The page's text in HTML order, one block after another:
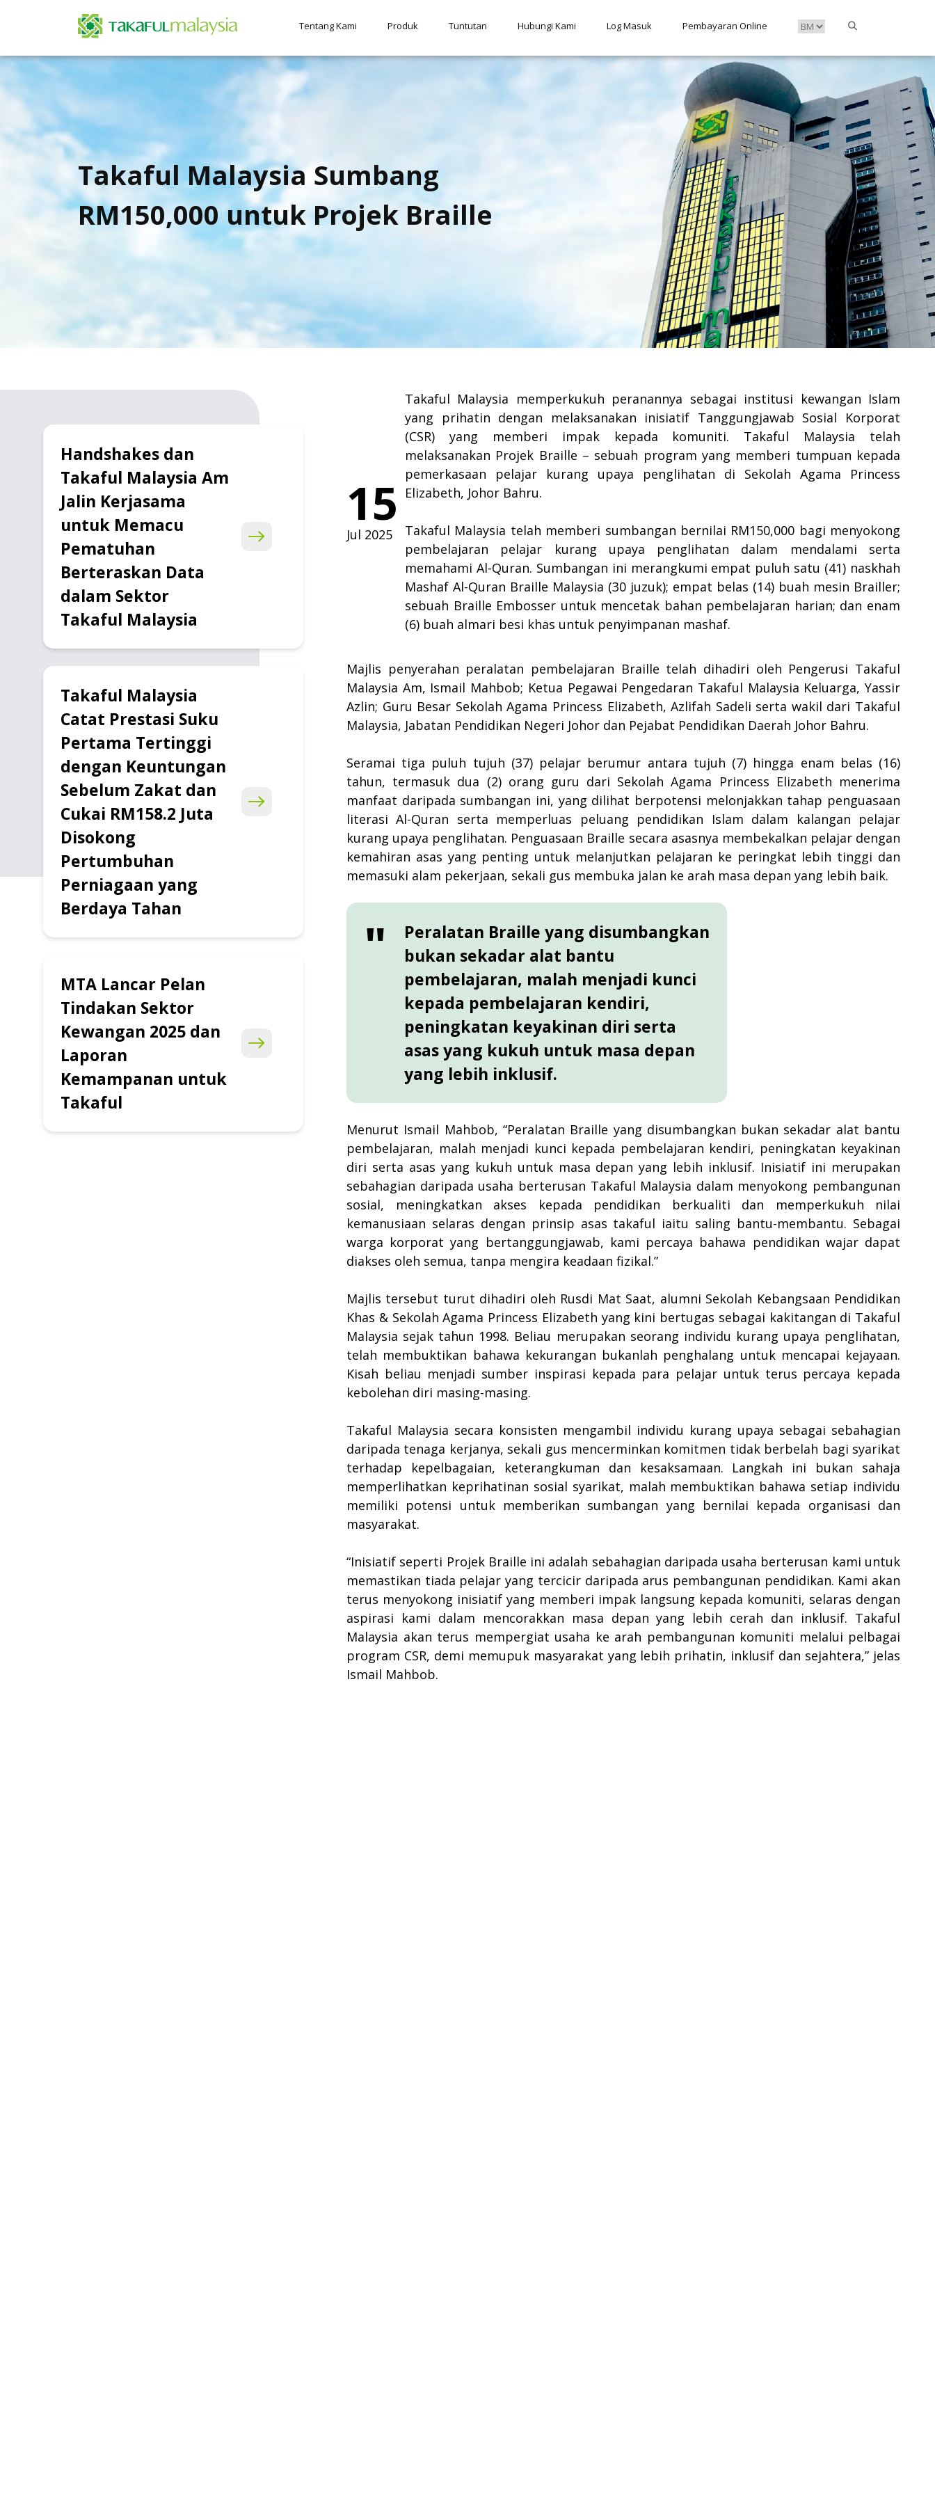
Tentang Kami Produk Tuntutan Hubungi Kami Log Masuk Pembayaran Online
Takaful Malaysia Sumbang
RM150,000 untuk Projek Braille
Handshakes dan
Takaful Malaysia Am
Jalin Kerjasama
untuk Memacu
Pematuhan
Berteraskan Data
dalam Sektor
Takaful Malaysia
Takaful Malaysia
Catat Prestasi Suku
Pertama Tertinggi
dengan Keuntungan
Sebelum Zakat dan
Cukai RM158.2 Juta
Disokong
Pertumbuhan
Perniagaan yang
Berdaya Tahan
MTA Lancar Pelan
Tindakan Sektor
Kewangan 2025 dan
Laporan
Kemampanan untuk
Takaful
15
Jul 2025
Takaful Malaysia memperkukuh peranannya sebagai institusi kewangan Islam
yang prihatin dengan melaksanakan inisiatif Tanggungjawab Sosial Korporat
(CSR) yang memberi impak kepada komuniti. Takaful Malaysia telah
melaksanakan Projek Braille – sebuah program yang memberi tumpuan kepada
pemerkasaan pelajar kurang upaya penglihatan di Sekolah Agama Princess
Elizabeth, Johor Bahru.
Takaful Malaysia telah memberi sumbangan bernilai RM150,000 bagi menyokong
pembelajaran pelajar kurang upaya penglihatan dalam mendalami serta
memahami Al-Quran. Sumbangan ini merangkumi empat puluh satu (41) naskhah
Mashaf Al-Quran Braille Malaysia (30 juzuk); empat belas (14) buah mesin Brailler;
sebuah Braille Embosser untuk mencetak bahan pembelajaran harian; dan enam
(6) buah almari besi khas untuk penyimpanan mashaf.
Majlis penyerahan peralatan pembelajaran Braille telah dihadiri oleh Pengerusi Takaful
Malaysia Am, Ismail Mahbob; Ketua Pegawai Pengedaran Takaful Malaysia Keluarga, Yassir
Azlin; Guru Besar Sekolah Agama Princess Elizabeth, Azlifah Sadeli serta wakil dari Takaful
Malaysia, Jabatan Pendidikan Negeri Johor dan Pejabat Pendidikan Daerah Johor Bahru.
Seramai tiga puluh tujuh (37) pelajar berumur antara tujuh (7) hingga enam belas (16)
tahun, termasuk dua (2) orang guru dari Sekolah Agama Princess Elizabeth menerima
manfaat daripada sumbangan ini, yang dilihat berpotensi melonjakkan tahap penguasaan
literasi Al-Quran serta memperluas peluang pendidikan Islam dalam kalangan pelajar
kurang upaya penglihatan. Penguasaan Braille secara asasnya membekalkan pelajar dengan
kemahiran asas yang penting untuk melanjutkan pelajaran ke peringkat lebih tinggi dan
memasuki alam pekerjaan, sekali gus membuka jalan ke arah masa depan yang lebih baik.
"
Peralatan Braille yang disumbangkan
bukan sekadar alat bantu
pembelajaran, malah menjadi kunci
kepada pembelajaran kendiri,
peningkatan keyakinan diri serta
asas yang kukuh untuk masa depan
yang lebih inklusif.
Menurut Ismail Mahbob, “Peralatan Braille yang disumbangkan bukan sekadar alat bantu
pembelajaran, malah menjadi kunci kepada pembelajaran kendiri, peningkatan keyakinan
diri serta asas yang kukuh untuk masa depan yang lebih inklusif. Inisiatif ini merupakan
sebahagian daripada usaha berterusan Takaful Malaysia dalam menyokong pembangunan
sosial, meningkatkan akses kepada pendidikan berkualiti dan memperkukuh nilai
kemanusiaan selaras dengan prinsip asas takaful iaitu saling bantu-membantu. Sebagai
warga korporat yang bertanggungjawab, kami percaya bahawa pendidikan wajar dapat
diakses oleh semua, tanpa mengira keadaan fizikal.”
Majlis tersebut turut dihadiri oleh Rusdi Mat Saat, alumni Sekolah Kebangsaan Pendidikan
Khas & Sekolah Agama Princess Elizabeth yang kini bertugas sebagai kakitangan di Takaful
Malaysia sejak tahun 1998. Beliau merupakan seorang individu kurang upaya penglihatan,
telah membuktikan bahawa kekurangan bukanlah penghalang untuk mencapai kejayaan.
Kisah beliau menjadi sumber inspirasi kepada para pelajar untuk terus percaya kepada
kebolehan diri masing-masing.
Takaful Malaysia secara konsisten mengambil individu kurang upaya sebagai sebahagian
daripada tenaga kerjanya, sekali gus mencerminkan komitmen tidak berbelah bagi syarikat
terhadap kepelbagaian, keterangkuman dan kesaksamaan. Langkah ini bukan sahaja
memperlihatkan keprihatinan sosial syarikat, malah membuktikan bahawa setiap individu
memiliki potensi untuk memberikan sumbangan yang bernilai kepada organisasi dan
masyarakat.
“Inisiatif seperti Projek Braille ini adalah sebahagian daripada usaha berterusan kami untuk
memastikan tiada pelajar yang tercicir daripada arus pembangunan pendidikan. Kami akan
terus menyokong inisiatif yang memberi impak langsung kepada komuniti, selaras dengan
aspirasi kami dalam mencorakkan masa depan yang lebih cerah dan inklusif. Takaful
Malaysia akan terus mempergiat usaha ke arah pembangunan komuniti melalui pelbagai
program CSR, demi memupuk masyarakat yang lebih prihatin, inklusif dan sejahtera,” jelas
Ismail Mahbob.